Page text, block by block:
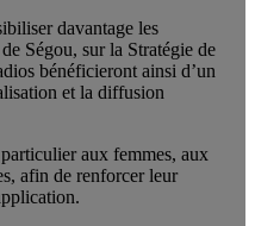
davantage les
Ségou, sur la Stratégie de
bénéficieront ainsi d’un
et la diffusion
aux femmes, aux
afin de renforcer leur